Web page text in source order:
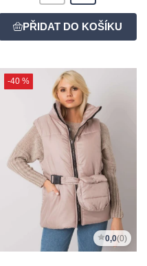
-40 %
0,0(0)